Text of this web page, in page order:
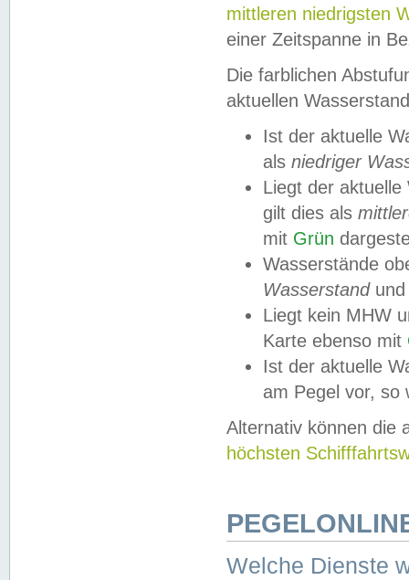
mittleren niedrigsten
einer Zeitspanne in
Die farblichen
aktuellen
Ist der aktuelle
als niedriger
Liegt der
gilt dies als
mit Grün
Wasserstände
Wasserstandund
Liegt kein MHW
Karte ebenso mit
Ist der aktuelle
am Pegel vor,
Alternativ können die
höchsten
Welche Dienste